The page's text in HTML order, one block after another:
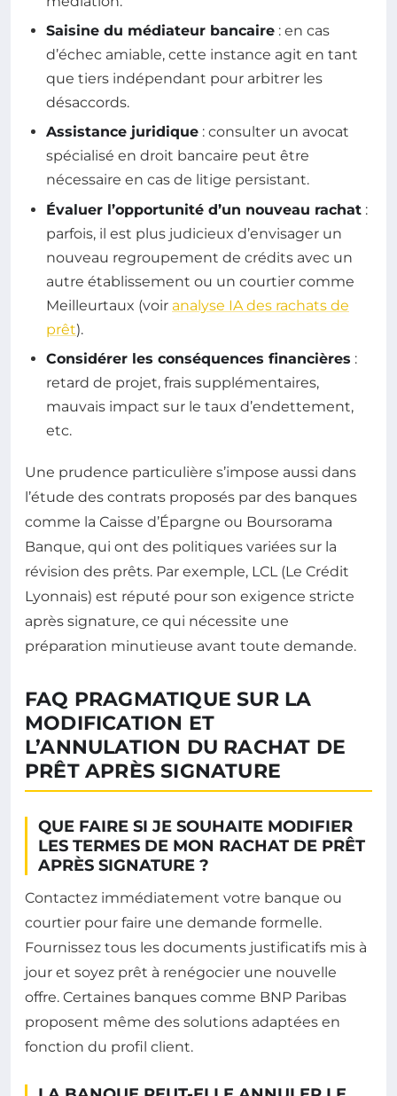
Saisine du médiateur bancaire : en cas
d’échec amiable, cette instance agit en tant
que tiers indépendant pour arbitrer les
désaccords.
Assistance juridique : consulter un avocat
spécialisé en droit bancaire peut être
nécessaire en cas de litige persistant.
Évaluer l’opportunité d’un nouveau rachat :
parfois, il est plus judicieux d’envisager un
nouveau regroupement de crédits avec un
autre établissement ou un courtier comme
Meilleurtaux (voir analyse IA des rachats de
prêt).
Considérer les conséquences financières :
retard de projet, frais supplémentaires,
mauvais impact sur le taux d’endettement,
etc.
Une prudence particulière s’impose aussi dans
l’étude des contrats proposés par des banques
comme la Caisse d’Épargne ou Boursorama
Banque, qui ont des politiques variées sur la
révision des prêts. Par exemple, LCL (Le Crédit
Lyonnais) est réputé pour son exigence stricte
après signature, ce qui nécessite une
préparation minutieuse avant toute demande.
FAQ PRAGMATIQUE SUR LA
MODIFICATION ET
L’ANNULATION DU RACHAT DE
PRÊT APRÈS SIGNATURE
QUE FAIRE SI JE SOUHAITE MODIFIER
LES TERMES DE MON RACHAT DE PRÊT
APRÈS SIGNATURE ?
Contactez immédiatement votre banque ou
courtier pour faire une demande formelle.
Fournissez tous les documents justificatifs mis à
jour et soyez prêt à renégocier une nouvelle
offre. Certaines banques comme BNP Paribas
proposent même des solutions adaptées en
fonction du profil client.